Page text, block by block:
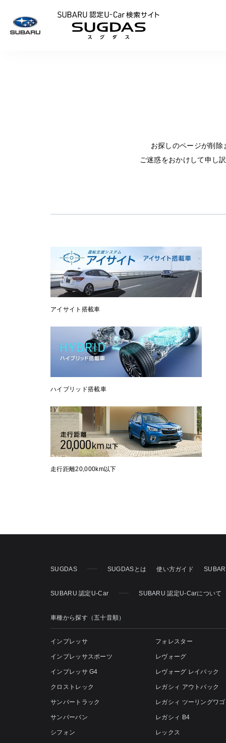
お探しのページが削
ご迷惑をおかけして申し
アイサイト搭載車
ハイブリッド搭載車
走行距離20,000km以下
SUGDAS SUGDASとは 使い方ガイド
SUBARU 認定U-Car SUBARU 認定U-Carについて
車種から探す（五十音順）
インプレッサ
インプレッサスポーツ
インプレッサ G4
クロストレック
サンバートラック
サンバーバン
シフォン
フォレスター
レヴォーグ
レヴォーグ レイバック
レガシィ アウトバック
レガシィ ツーリングワ
レガシィ B4
レックス